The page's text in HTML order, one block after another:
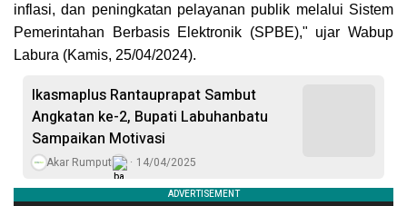
inflasi, dan peningkatan pelayanan publik melalui Sistem
Pemerintahan Berbasis Elektronik (SPBE)," ujar Wabup
Labura (Kamis, 25/04/2024).
Ikasmaplus Rantauprapat Sambut
Angkatan ke-2, Bupati Labuhanbatu
Sampaikan Motivasi
Akar Rumput 14/04/2025